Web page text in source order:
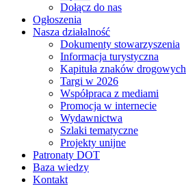
Dołącz do nas
Ogłoszenia
Nasza działalność
Dokumenty stowarzyszenia
Informacja turystyczna
Kapituła znaków drogowych
Targi w 2026
Współpraca z mediami
Promocja w internecie
Wydawnictwa
Szlaki tematyczne
Projekty unijne
Patronaty DOT
Baza wiedzy
Kontakt